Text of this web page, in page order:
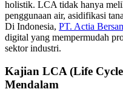
holistik. LCA tidak hanya
penggunaan air, asidifikasi
Di Indonesia, PT. Actia
digital yang mempermudah
sektor industri.
Kajian LCA (Life Cycle
Mendalam